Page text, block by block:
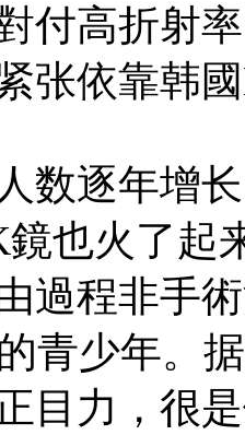
付高折射
张依靠韩
数逐年增
也火了起
過程非手
青少年。
目力，很